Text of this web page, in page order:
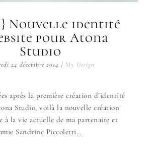
} Nouvelle identité
pour Atona
Studio
24 décembre 2014 | My Design
après la première création d’identité
Studio, voilà la nouvelle création
à la vie actuelle de ma partenaire et
amie Sandrine Piccoletti…